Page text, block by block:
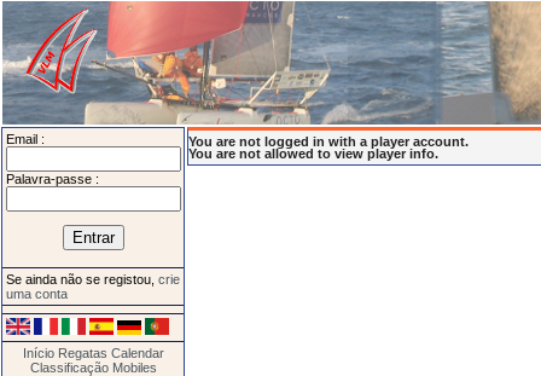
Email :
Palavra-passe :
Se ainda não se registou, crie
uma conta
Início Regatas Calendar
Classificação Mobiles
You are not logged in with a player account.
You are not allowed to view player info.